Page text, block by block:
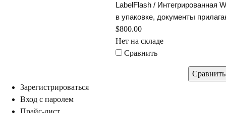
LabelFlash / Интегрированная
упаковке, документы
$800.00
Нет на складе
Сравнить
Зарегистрироваться
ход с паролем
Прайс-лист